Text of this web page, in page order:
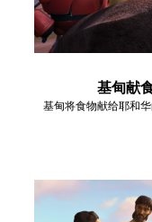
基甸献